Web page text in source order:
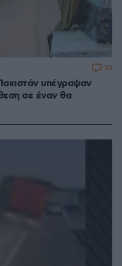
υπέγραψαν
σε έναν θα
10